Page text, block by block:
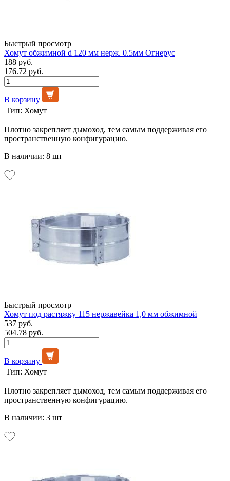
Быстрый просмотр
Хомут обжимной d 120 мм нерж. 0.5мм Огнерус
188 руб.
176.72 руб.
В корзину
Тип: Хомут
Плотно закрепляет дымоход, тем самым поддерживая его
пространственную конфигурацию.
В наличии: 8 шт
Быстрый просмотр
Хомут под растяжку 115 нержавейка 1,0 мм обжимной
537 руб.
504.78 руб.
В корзину
Тип: Хомут
Плотно закрепляет дымоход, тем самым поддерживая его
пространственную конфигурацию.
В наличии: 3 шт